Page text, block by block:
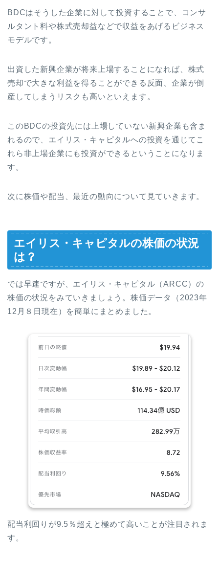
BDCはそうした企業に対して投資することで、コンサ
ルタント料や株式売却益などで収益をあげるビジネス
モデルです。
出資した新興企業が将来上場することになれば、株式
売却で大きな利益を得ることができる反面、企業が倒
産してしまうリスクも高いといえます。
このBDCの投資先には上場していない新興企業も含ま
れるので、エイリス・キャピタルへの投資を通じてこ
れら非上場企業にも投資ができるということになりま
す。
次に株価や配当、最近の動向について見ていきます。
エイリス・キャピタルの株価の状況
は？
では早速ですが、エイリス・キャピタル（ARCC）の
株価の状況をみていきましょう。株価データ（2023年
12月８日現在）を簡単にまとめました。
配当利回りが9.5％超えと極めて高いことが注目されま
す。